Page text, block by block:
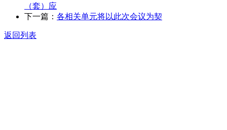
（套）应
下一篇： 各相关单元将以此次会议为契
返回列表